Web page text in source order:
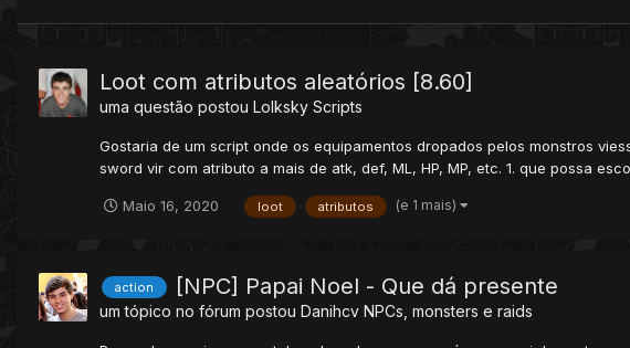
Loot com atributos aleatórios [8.60]
uma questão postou Lolksky Scripts
Gostaria de um script onde os equipamentos dropados pelos monstros
sword vir com atributo a mais de atk, def, ML, HP, MP, etc. 1. que possa
Maio 16, 2020 loot atributos (e 1 mais)
action [NPC] Papai Noel - Que dá presente
um tópico no fórum postou Danihcv NPCs, monsters e raids